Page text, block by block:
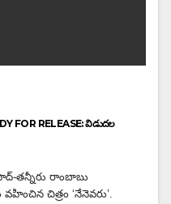
FOR RELEASE: విడుదల
తన్నీరు రాంబాబు
చిత్రం ‘నేనెవరు’.